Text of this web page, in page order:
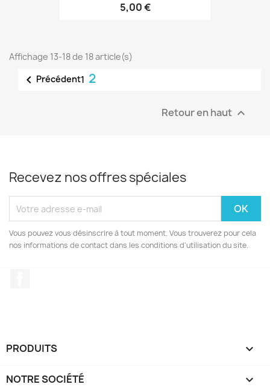
5,00 €
Affichage 13-18 de 18 article(s)
 Précédent1 2
Retour en haut 
Recevez nos offres spéciales
Vous pouvez vous désinscrire à tout moment. Vous trouverez pour cela
nos informations de contact dans les conditions d'utilisation du site.
PRODUITS 
NOTRE SOCIÉTÉ 